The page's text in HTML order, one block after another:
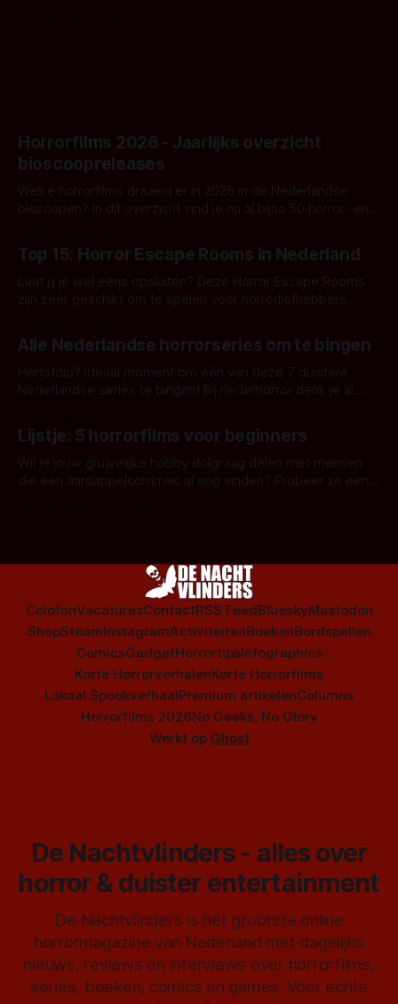
Horrorfilms 2026 - Jaarlijks overzicht
bioscoopreleases
Welke horrorfilms draaien er in 2026 in de Nederlandse
bioscopen? In dit overzicht vind je nu al bijna 50 horror- en
Top 15: Horror Escape Rooms in Nederland
Laat jij je wel eens opsluiten? Deze Horror Escape Rooms
zijn zeer geschikt om te spelen voor horrorliefhebbers.
Alle Nederlandse horrorseries om te bingen
Herfstdip? Ideaal moment om één van deze 7 duistere
Nederlandse series te bingen! Bij nederhorror denk je al
Amsterdamned of The Johnsons. Maar Nederlandse horror
is niet beperkt tot films. Hier een aantal Nederlandse tv-
series uit het duistere of horrorgenre. Als
Lijstje: 5 horrorfilms voor beginners
Wil je jouw gruwelijke hobby dolgraag delen met mensen
die een aardappelschilmes al eng vinden? Probeer ze eens
ColofonVacaturesContactRSS FeedBlueskyMastodon
ShopSteamInstagramActiviteitenBoekenBordspellen
ComicsGadgetHorrortipsInfographics
Korte HorrorverhalenKorte Horrorfilms
Lokaal SpookverhaalPremium artikelenColumns
Horrorfilms 2026No Geeks, No Glory
Werkt op Ghost
De Nachtvlinders - alles over
horror & duister entertainment
De Nachtvlinders is het grootste online
horrormagazine van Nederland met dagelijks
nieuws, reviews en interviews over horrorfilms,
series, boeken, comics en games. Voor echte